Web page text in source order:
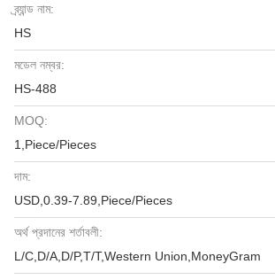
ব্র্যান্ড নাম:
HS
মডেল নম্বর:
HS-488
MOQ:
1,Piece/Pieces
দাম:
USD,0.39-7.89,Piece/Pieces
অর্থ প্রদানের শর্তাবলী:
L/C,D/A,D/P,T/T,Western Union,MoneyGram